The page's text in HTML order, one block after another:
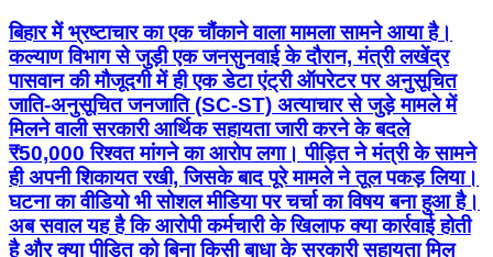
बिहार में भ्रष्टाचार का एक चौंकाने वाला मामला सामने आया है।
कल्याण विभाग से जुड़ी एक जनसुनवाई के दौरान, मंत्री लखेंद्र
पासवान की मौजूदगी में ही एक डेटा एंट्री ऑपरेटर पर अनुसूचित
जाति-अनुसूचित जनजाति (SC-ST) अत्याचार से जुड़े मामले में
मिलने वाली सरकारी आर्थिक सहायता जारी करने के बदले
₹50,000 रिश्वत मांगने का आरोप लगा। पीड़ित ने मंत्री के सामने
ही अपनी शिकायत रखी, जिसके बाद पूरे मामले ने तूल पकड़ लिया।
घटना का वीडियो भी सोशल मीडिया पर चर्चा का विषय बना हुआ है।
अब सवाल यह है कि आरोपी कर्मचारी के खिलाफ क्या कार्रवाई होती
है और क्या पीड़ित को बिना किसी बाधा के सरकारी सहायता मिल